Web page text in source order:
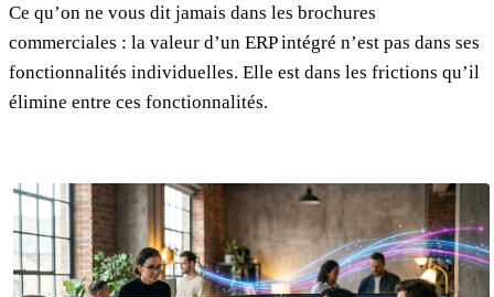
Ce qu’on ne vous dit jamais dans les brochures
commerciales : la valeur d’un ERP intégré n’est pas dans ses
fonctionnalités individuelles. Elle est dans les frictions qu’il
élimine entre ces fonctionnalités.